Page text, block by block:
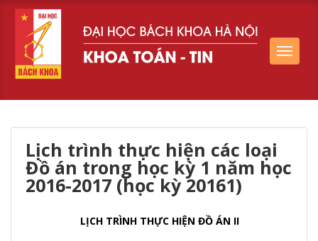
Toggle
Lịch trình thực hiện các loại
Đồ án trong học kỳ 1 năm học
2016-2017 (học kỳ 20161)
LỊCH TRÌNH THỰC HIỆN ĐỒ ÁN II